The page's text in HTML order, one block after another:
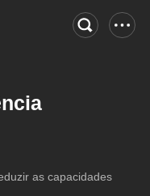
as capacidades